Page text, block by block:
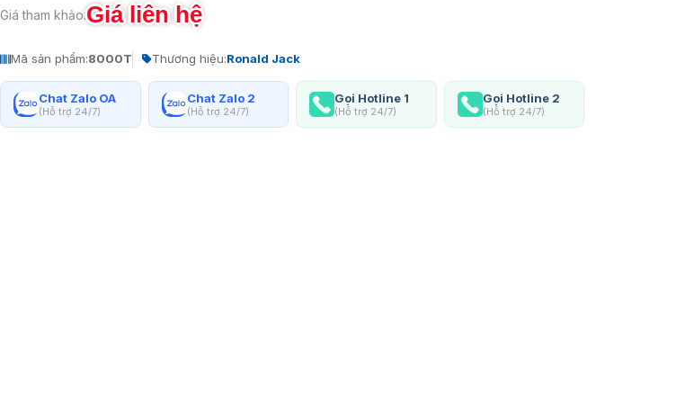
Giá tham khảo:Giá liên hệ
Mã sản phẩm:8000T Thương hiệu:Ronald Jack
Chat Zalo OA
(Hỗ trợ 24/7)
Chat Zalo 2
(Hỗ trợ 24/7)
Gọi Hotline 1
(Hỗ trợ 24/7)
Gọi Hotline 2
(Hỗ trợ 24/7)